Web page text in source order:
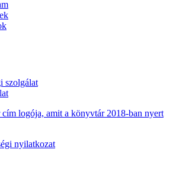
szolgálat
nyilatkozat